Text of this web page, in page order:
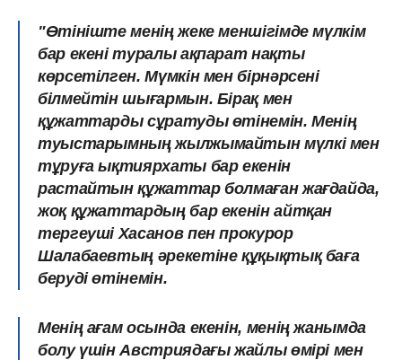
"Өтініште менің жеке меншігімде мүлкім
бар екені туралы ақпарат нақты
көрсетілген. Мүмкін мен бірнәрсені
білмейтін шығармын. Бірақ мен
құжаттарды сұратуды өтінемін. Менің
туыстарымның жылжымайтын мүлкі мен
тұруға ықтиярхаты бар екенін
растайтын құжаттар болмаған жағдайда,
жоқ құжаттардың бар екенін айтқан
тергеуші Хасанов пен прокурор
Шалабаевтың әрекетіне құқықтық баға
беруді өтінемін.
Менің ағам осында екенін, менің жанымда
болу үшін Австриядағы жайлы өмірі мен